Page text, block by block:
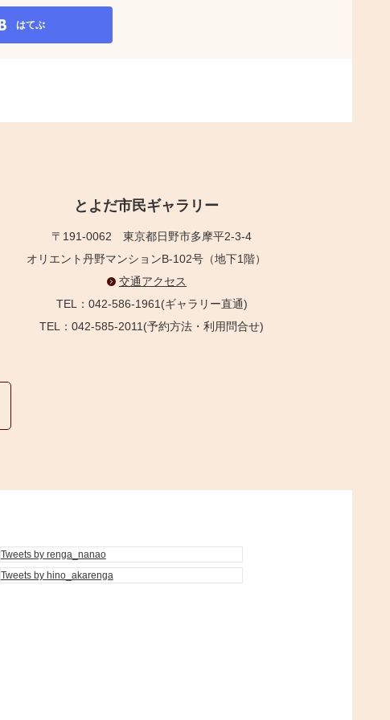
はてぶ
とよだ市民ギャラリー
〒191-0062 東京都日野市多摩平2-3-4
オリエント丹野マンションB-102号（地下1階）
交通アクセス
TEL：042-586-1961(ギャラリー直通)
TEL：042-585-2011(予約方法・利用問合せ)
Tweets by renga_nanao
Tweets by hino_akarenga